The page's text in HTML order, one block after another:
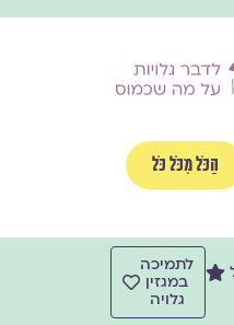
הַכֹּל מִכֹּל כֹּל
לתמיכה
במגזין
גלויה